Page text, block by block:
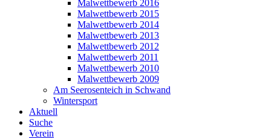
Malwettbewerb 2016
Malwettbewerb 2015
Malwettbewerb 2014
Malwettbewerb 2013
Malwettbewerb 2012
Malwettbewerb 2011
Malwettbewerb 2010
Malwettbewerb 2009
Am Seerosenteich in Schwand
Wintersport
Aktuell
Suche
Verein